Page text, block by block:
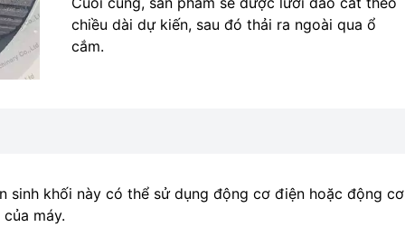
chiều dài dự kiến, sau đó thải ra ngoài qua ổ
cắm.
sinh khối này có thể sử dụng động cơ điện hoặc động cơ
máy.